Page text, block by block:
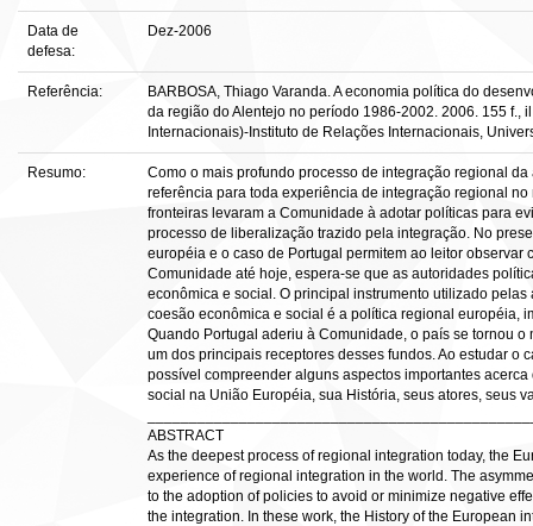
Data de
defesa:
Dez-2006
Referência:
BARBOSA, Thiago Varanda. A economia política do
da região do Alentejo no período 1986-2002. 2006. 155 f.,
Internacionais)-Instituto de Relações Internacionais,
Resumo:
Como o mais profundo processo de integração regional
referência para toda experiência de integração regional
fronteiras levaram a Comunidade à adotar políticas para
processo de liberalização trazido pela integração. No
européia e o caso de Portugal permitem ao leitor observar
Comunidade até hoje, espera-se que as autoridades
econômica e social. O principal instrumento utilizado
coesão econômica e social é a política regional européia,
Quando Portugal aderiu à Comunidade, o país se tornou
um dos principais receptores desses fundos. Ao estudar o
possível compreender alguns aspectos importantes
social na União Européia, sua História, seus atores, seus
ABSTRACT
As the deepest process of regional integration today, the
experience of regional integration in the world. The
to the adoption of policies to avoid or minimize negative
the integration. In these work, the History of the European